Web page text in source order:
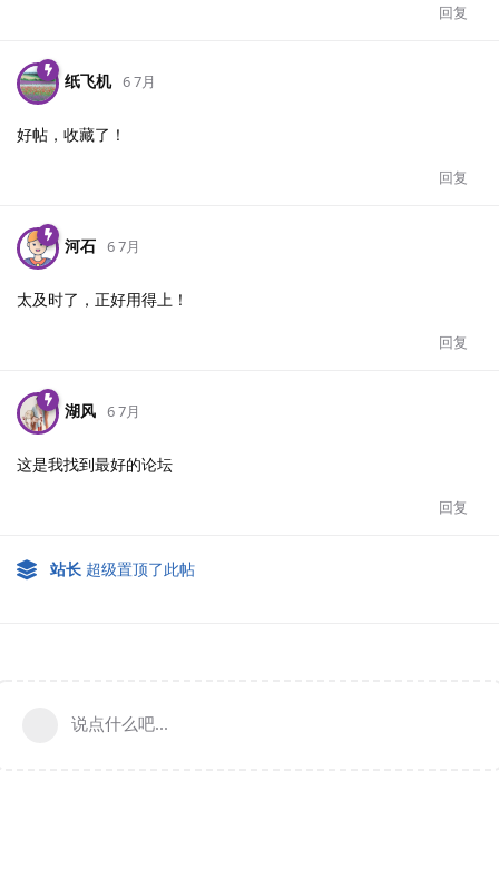
回复
纸飞机 6 7月
好帖，收藏了！
回复
河石 6 7月
太及时了，正好用得上！
回复
湖风 6 7月
这是我找到最好的论坛
回复
站长 超级置顶了此帖
说点什么吧...